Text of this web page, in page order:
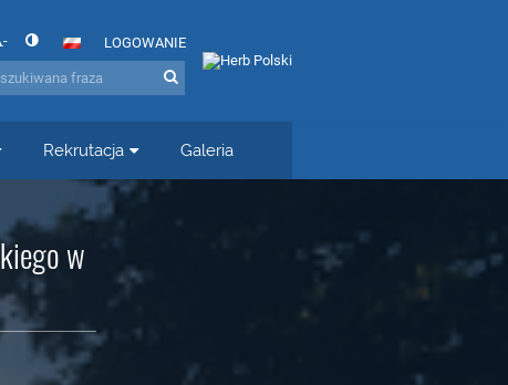
- LOGOWANIE
Rekrutacja Galeria
w